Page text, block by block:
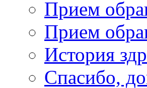
Прием
Прием
История
Спасибо,